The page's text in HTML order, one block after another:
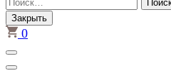
Закрыть
0